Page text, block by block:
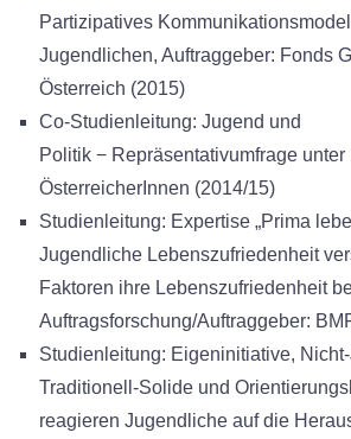
Partizipatives
Jugendlichen, Auftraggeber: Fonds
Österreich (2015)
Co-Studienleitung: Jugend und
Politik − Repräsentativumfrage
ÖsterreicherInnen (2014/15)
Studienleitung: Expertise „Prima
Jugendliche Lebenszufriedenheit
Faktoren ihre Lebenszufriedenheit
Auftragsforschung/Auftraggeber:
Studienleitung: Eigeninitiative,
Traditionell-Solide und
reagieren Jugendliche auf die